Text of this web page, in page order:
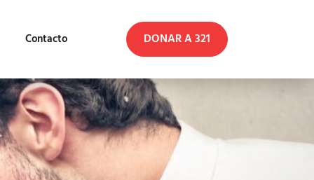
Contacto DONAR A 321